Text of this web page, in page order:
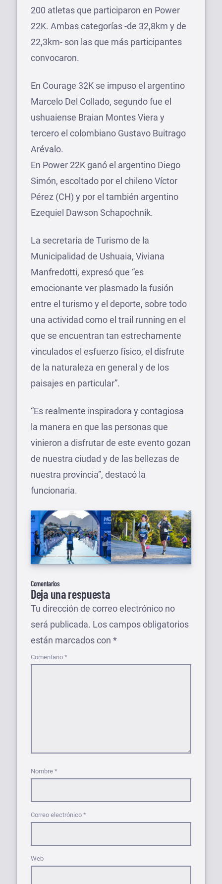
200 atletas que participaron en Power
22K. Ambas categorías -de 32,8km y de
22,3km- son las que más participantes
convocaron.
En Courage 32K se impuso el argentino
Marcelo Del Collado, segundo fue el
ushuaiense Braian Montes Viera y
tercero el colombiano Gustavo Buitrago
Arévalo.
En Power 22K ganó el argentino Diego
Simón, escoltado por el chileno Víctor
Pérez (CH) y por el también argentino
Ezequiel Dawson Schapochnik.
La secretaria de Turismo de la
Municipalidad de Ushuaia, Viviana
Manfredotti, expresó que “es
emocionante ver plasmado la fusión
entre el turismo y el deporte, sobre todo
una actividad como el trail running en el
que se encuentran tan estrechamente
vinculados el esfuerzo físico, el disfrute
de la naturaleza en general y de los
paisajes en particular”.
“Es realmente inspiradora y contagiosa
la manera en que las personas que
vinieron a disfrutar de este evento gozan
de nuestra ciudad y de las bellezas de
nuestra provincia”, destacó la
funcionaria.
Comentarios
Deja una respuesta
Tu dirección de correo electrónico no
será publicada. Los campos obligatorios
están marcados con *
Comentario *
Nombre *
Correo electrónico *
Web